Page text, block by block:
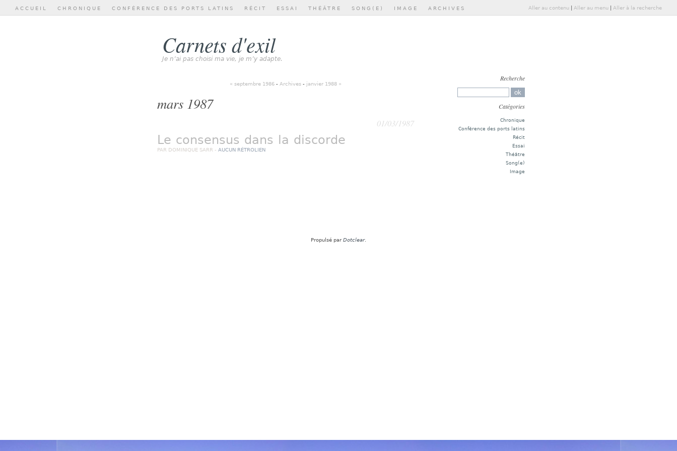
Carnets d'exil
Je n’ai pas choisi ma vie, je m’y adapte.
ACCUEIL CHRONIQUE CONFÉRENCE DES PORTS LATINS RÉCIT ESSAI THÉÂTRE SONG(E) IMAGE ARCHIVES Aller au contenu | Aller au menu | Aller à la recherche
« septembre 1986 - Archives - janvier 1988 »
mars 1987
01/03/1987
Le consensus dans la discorde
PAR DOMINIQUE SARR - AUCUN RÉTROLIEN
Recherche
Catégories
Chronique
Conférence des ports latins
Récit
Essai
Théâtre
Song(e)
Image
Propulsé par Dotclear.